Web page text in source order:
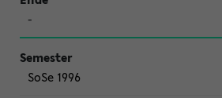
-
SoSe 1996